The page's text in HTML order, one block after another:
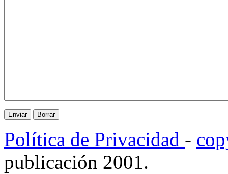
Política de Privacidad -
publicación 2001.